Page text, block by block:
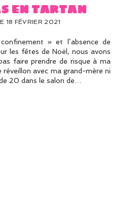
en tartan
18 FÉVRIER 2021
» et l’absence de
les fêtes de Noël, nous avons
faire prendre de risque à ma
réveillon avec ma grand-mère ni
20 dans le salon de…